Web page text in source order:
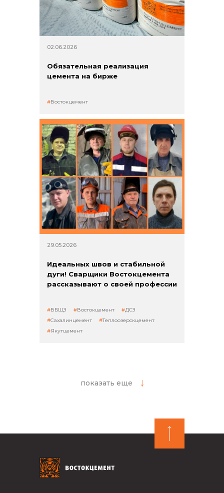
02.06.2026
Обязательная реализация
цемента на бирже
Востокцемент
29.05.2026
Идеальных швов и стабильной
дуги! Сварщики Востокцемента
рассказывают о своей профессии
ВБЩЗ Востокцемент
ДСЗ
Сахалинцемент
Теплоозерскцемент
Якутцемент
показать еще